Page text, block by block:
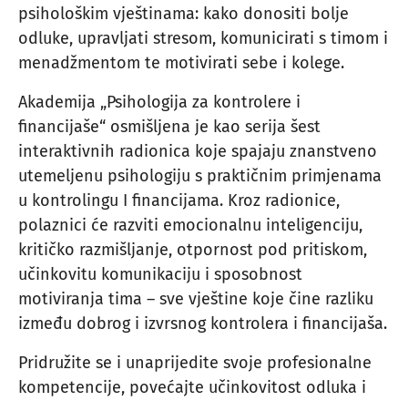
psihološkim vještinama: kako donositi bolje
odluke, upravljati stresom, komunicirati s timom i
menadžmentom te motivirati sebe i kolege.
Akademija „Psihologija za kontrolere i
financijaše“ osmišljena je kao serija šest
interaktivnih radionica koje spajaju znanstveno
utemeljenu psihologiju s praktičnim primjenama
u kontrolingu I financijama. Kroz radionice,
polaznici će razviti emocionalnu inteligenciju,
kritičko razmišljanje, otpornost pod pritiskom,
učinkovitu komunikaciju i sposobnost
motiviranja tima – sve vještine koje čine razliku
između dobrog i izvrsnog kontrolera i financijaša.
Pridružite se i unaprijedite svoje profesionalne
kompetencije, povećajte učinkovitost odluka i